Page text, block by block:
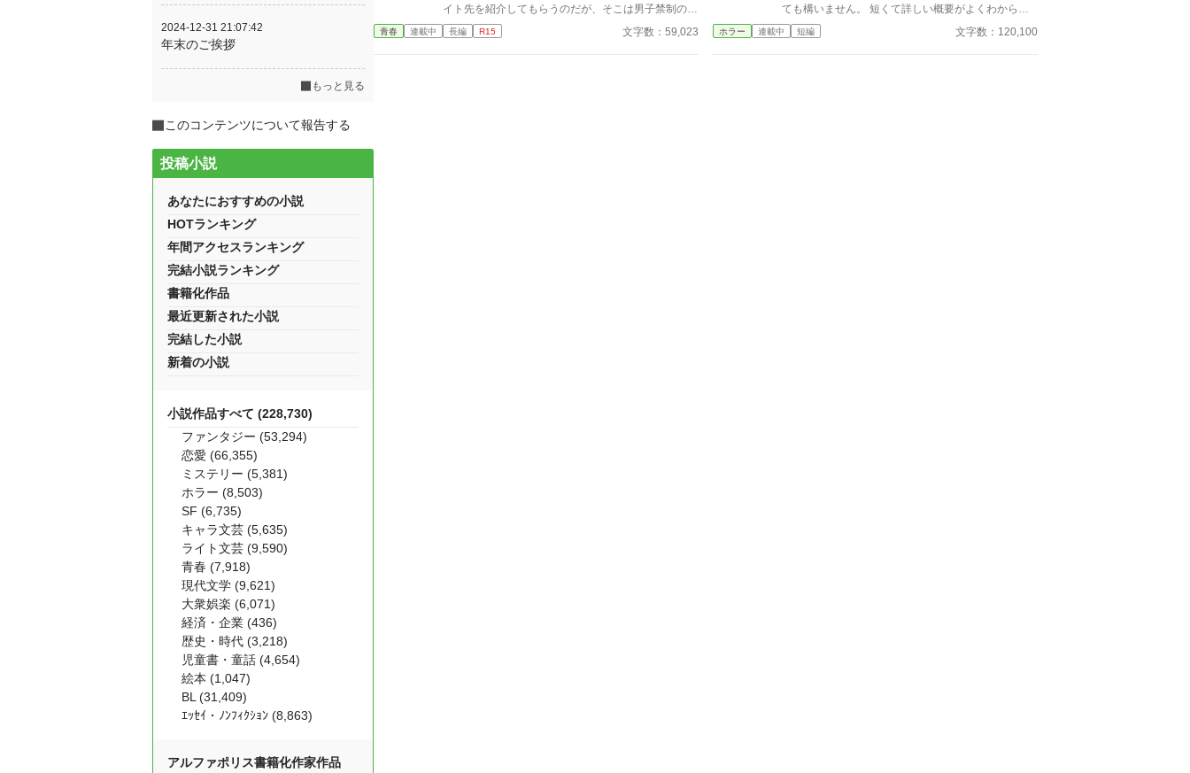
イト先を紹介してもらうのだが、そこは男子禁制のカ
フェ併設ランジェリーショップで！？ ちょっとハ
レンチなお仕事カフェライフ、始まります！！ ※こ
青春 連載中 長編 R15 文字数：59,023
ても構いません。 短くて詳しい概要がよくわからな
いと思われるかもしれません。しかし、その分、なぜ
本文の様な恐怖の事象が起こったのか、あなた自身で
ホラー 連載中 短編 文字数：120,100
2024-12-31 21:07:42
年末のご挨拶
もっと見る
このコンテンツについて報告する
投稿小説
あなたにおすすめの小説
HOTランキング
年間アクセスランキング
完結小説ランキング
書籍化作品
最近更新された小説
完結した小説
新着の小説
小説作品すべて (228,730)
ファンタジー (53,294)
恋愛 (66,355)
ミステリー (5,381)
ホラー (8,503)
SF (6,735)
キャラ文芸 (5,635)
ライト文芸 (9,590)
青春 (7,918)
現代文学 (9,621)
大衆娯楽 (6,071)
経済・企業 (436)
歴史・時代 (3,218)
児童書・童話 (4,654)
絵本 (1,047)
BL (31,409)
ｴｯｾｲ・ﾉﾝﾌｨｸｼｮﾝ (8,863)
アルファポリス書籍化作家作品